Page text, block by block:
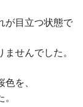
が目立つ状態で
せんでした。
を、